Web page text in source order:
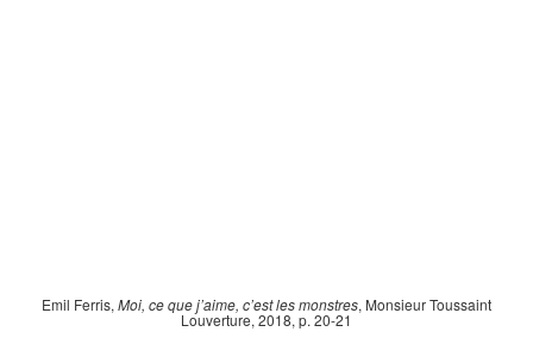
Emil Ferris, Moi, ce que j’aime, c’est les monstres, Monsieur Toussaint
Louverture, 2018, p. 20-21